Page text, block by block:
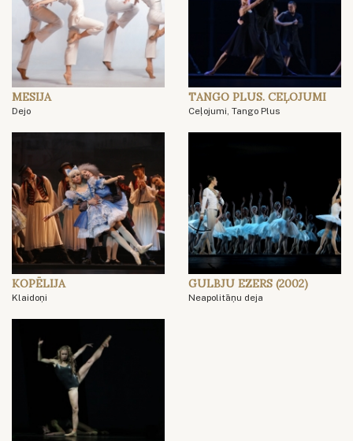
MESIJA
Dejo
TANGO PLUS. CEĻOJUMI
Ceļojumi, Tango Plus
KOPĒLIJA
Klaidoņi
GULBJU EZERS (2002)
Neapolitāņu deja